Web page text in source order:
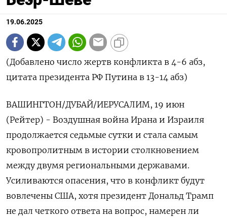
19.06.2025
(Добавлено число жертв конфликта в 4-6 абз,
цитата президента РФ Путина в 13-14 абз)
ВАШИНГТОН/ДУБАЙ/ИЕРУСАЛИМ, 19 июн
(Рейтер) - Воздушная война Ирана и Израиля
продолжается седьмые сутки и стала самым
кровопролитным в истории столкновением
между двумя региональными державами.
Усиливаются опасения, что в конфликт будут
вовлечены США, хотя президент Дональд Трамп
не дал четкого ответа на вопрос, намерен ли